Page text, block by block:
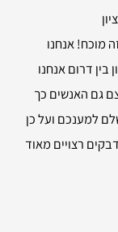
מוכח! אנחנו
בין דרום אנחנו
גם האנשים כך
למענכם ועל כן
רצויים מאוד